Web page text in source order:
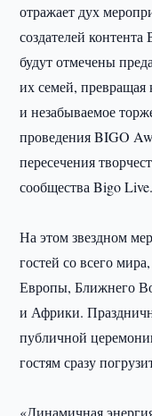
отражает дух
создателей
будут отмечены
их семей,
и незабываемое
проведения BIGO
пересечения
сообщества Bigo Live.
На этом звездном
гостей со всего
Европы, Ближнего
и Африки.
публичной
гостям сразу
«Динамичная